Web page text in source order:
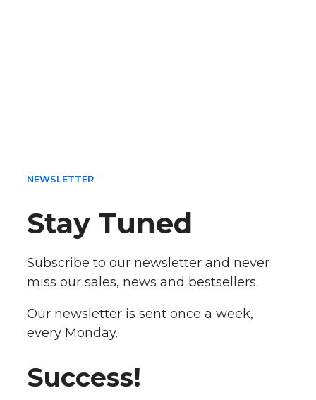
NEWSLETTER
Stay Tuned
Subscribe to our newsletter and never
miss our sales, news and bestsellers.
Our newsletter is sent once a week,
every Monday.
Success!